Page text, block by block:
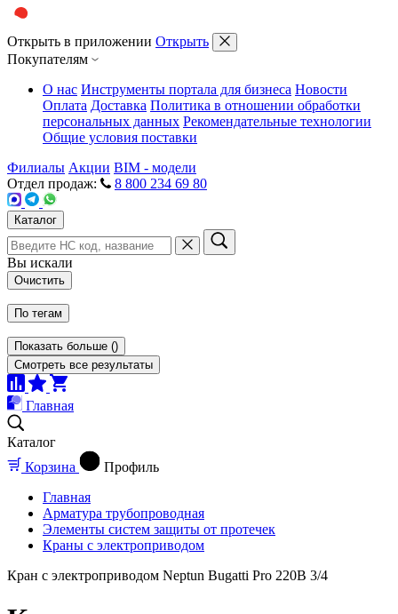
Открыть в приложении Открыть
Покупателям
О нас Инструменты портала для бизнеса Новости
Оплата Доставка Политика в отношении обработки
персональных данных Рекомендательные технологии
Общие условия поставки
Филиалы Акции BIM - модели
Отдел продаж:
8 800 234 69 80
Каталог
Вы искали
Очистить
По тегам
Показать больше ()
Смотреть все результаты
Главная
Каталог
Корзина
Профиль
Главная
Арматура трубопроводная
Элементы систем защиты от протечек
Краны с электроприводом
Кран с электроприводом Neptun Bugatti Pro 220В 3/4